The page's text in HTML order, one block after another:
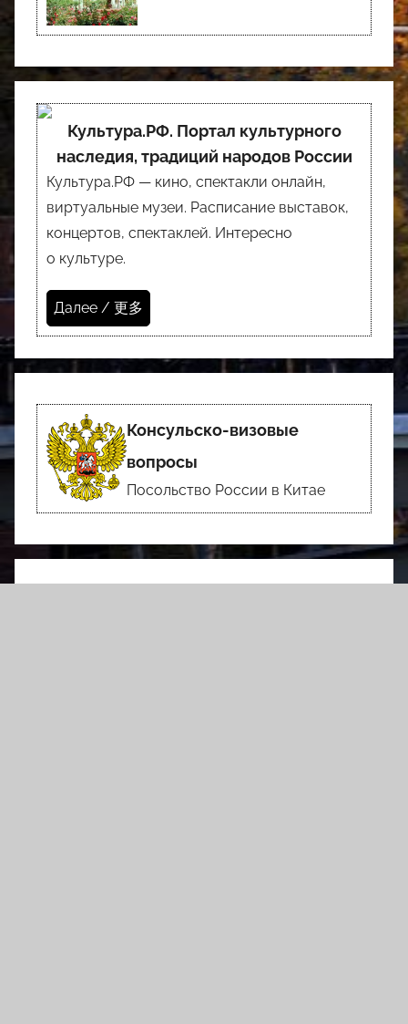
Культура.РФ. Портал культурного
наследия, традиций народов России
Культура.РФ — кино, спектакли онлайн,
виртуальные музеи. Расписание выставок,
концертов, спектаклей. Интересно
о культуре.
Далее / 更多
Консульско-визовые
вопросы
Посольство России в Китае